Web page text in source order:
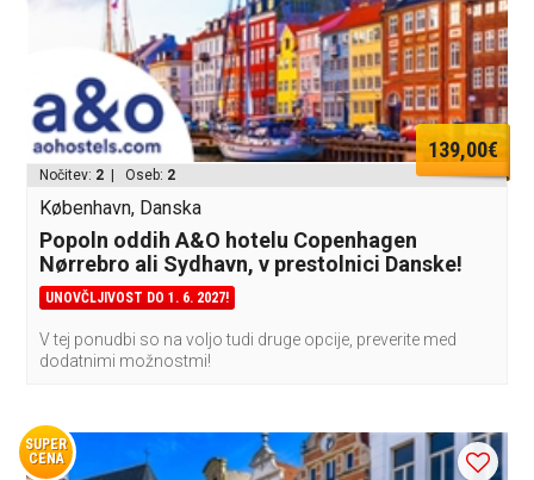
139,00€
Nočitev: 2 | Oseb: 2
København, Danska
Popoln oddih A&O hotelu Copenhagen
Nørrebro ali Sydhavn, v prestolnici Danske!
UNOVČLJIVOST DO 1. 6. 2027!
V tej ponudbi so na voljo tudi druge opcije, preverite med
dodatnimi možnostmi!
SUPER
CENA